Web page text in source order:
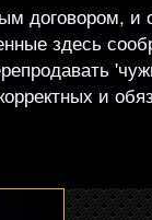
договором, и
здесь
и